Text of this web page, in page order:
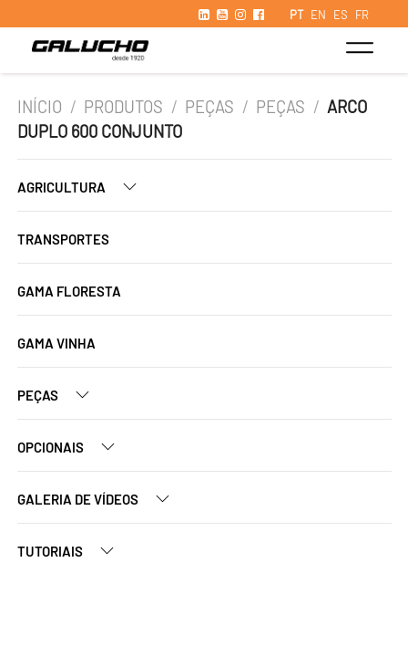
PT EN ES FR
INÍCIO / PRODUTOS / PEÇAS / PEÇAS / ARCO
DUPLO 600 CONJUNTO
AGRICULTURA
TRANSPORTES
GAMA FLORESTA
GAMA VINHA
PEÇAS
OPCIONAIS
GALERIA DE VÍDEOS
TUTORIAIS